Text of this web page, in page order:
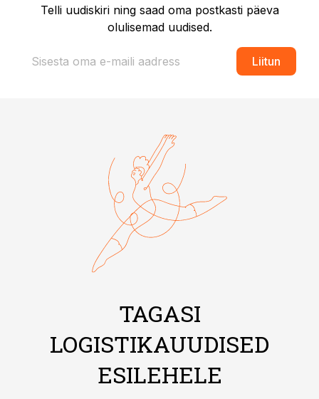
Telli uudiskiri ning saad oma postkasti päeva
olulisemad uudised.
Liitun
TAGASI
LOGISTIKAUUDISED
ESILEHELE